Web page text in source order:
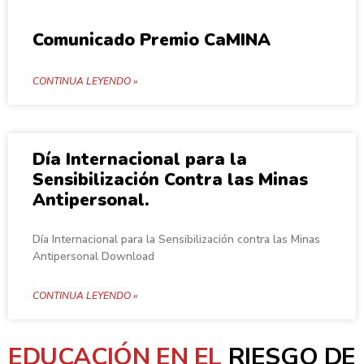
Comunicado Premio CaMINA
CONTINUA LEYENDO »
Día Internacional para la
Sensibilización Contra las Minas
Antipersonal.
Día Internacional para la Sensibilización contra las Minas
Antipersonal Download
CONTINUA LEYENDO »
EDUCACIÓN EN EL RIESGO DE